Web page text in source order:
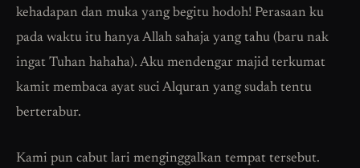
kehadapan dan muka yang begitu hodoh! Perasaan ku
pada waktu itu hanya Allah sahaja yang tahu (baru nak
ingat Tuhan hahaha). Aku mendengar majid terkumat
kamit membaca ayat suci Alquran yang sudah tentu
berterabur.
Kami pun cabut lari menginggalkan tempat tersebut.